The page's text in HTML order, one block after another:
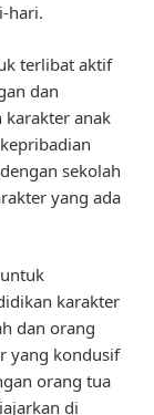
hari.
terlibat aktif
dan
anak
sekolah
yang ada
karakter
dan orang
yang kondusif
orang tua
di